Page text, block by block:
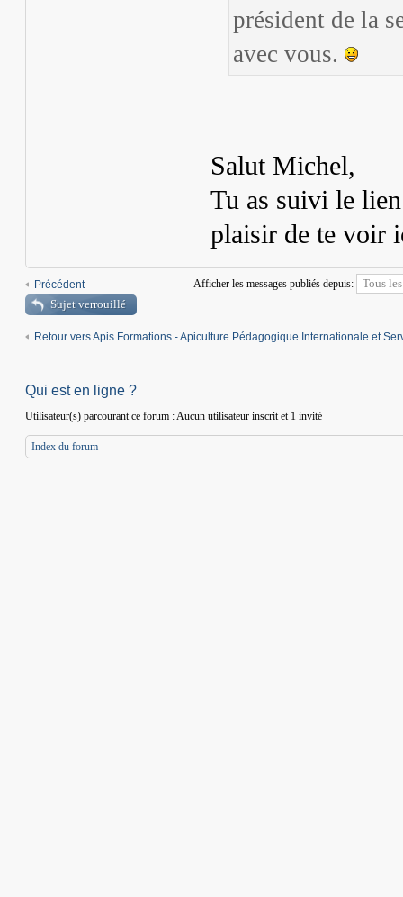
président de la
avec vous.
Salut Michel,
Tu as suivi le
plaisir de te voir
Précédent Afficher les messages publiés depuis:
Sujet verrouillé
Retour vers Apis Formations - Apiculture Pédagogique Internationale et
Qui est en ligne ?
Utilisateur(s) parcourant ce forum : Aucun utilisateur inscrit et 1 invité
Index du forum